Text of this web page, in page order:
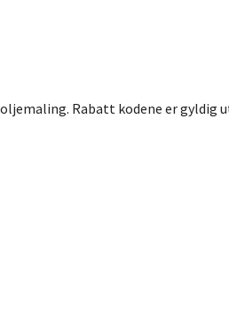
Rabatt kodene er gyldig